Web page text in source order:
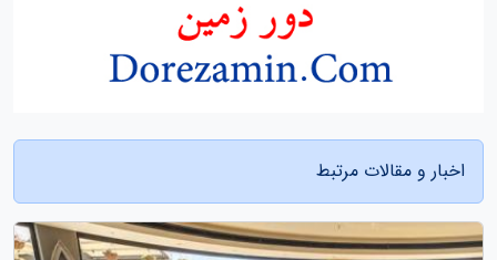
اخبار و مقالات مرتبط